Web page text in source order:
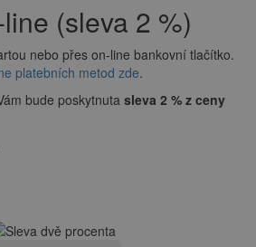
(sleva 2 %)
nebo přes on-line bankovní tlačítko.
platebních metod zde.
bude poskytnuta sleva 2 % z ceny